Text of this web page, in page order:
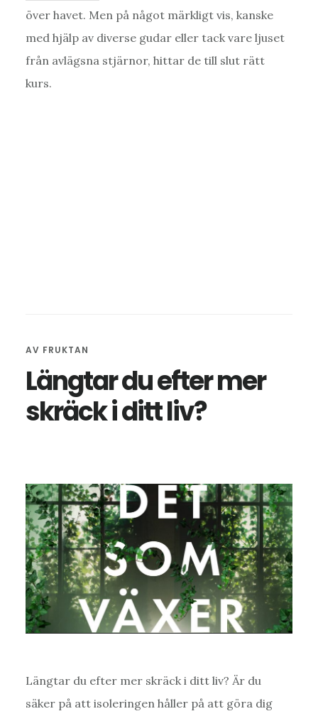
över havet. Men på något märkligt vis, kanske
med hjälp av diverse gudar eller tack vare ljuset
från avlägsna stjärnor, hittar de till slut rätt
kurs.
AV FRUKTAN
Längtar du efter mer
skräck i ditt liv?
Längtar du efter mer skräck i ditt liv? Är du
säker på att isoleringen håller på att göra dig